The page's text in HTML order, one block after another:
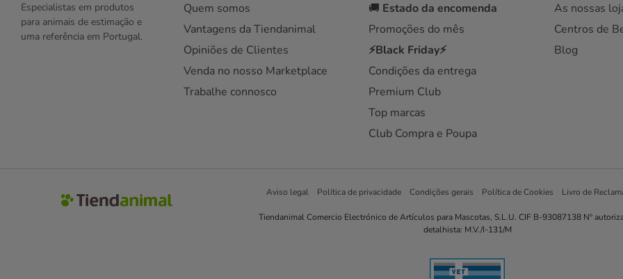
Especialistas em produtos
para animais de estimação e
uma referência em Portugal.
Quem somos
Vantagens da Tiendanimal
Opiniões de Clientes
Venda no nosso Marketplace
Trabalhe connosco
🚚 Estado da encomenda
Promoções do mês
⚡Black Friday⚡
Condições da entrega
Premium Club
Top marcas
Club Compra e Poupa
As nossas
Centros de
Blog
Aviso legal Política de privacidade Condições gerais Política de Cookies Livro de
Tiendanimal Comercio Electrónico de Artículos para Mascotas, S.L.U. CIF B-93087138 Nº
detalhista: M.V./I-131/M